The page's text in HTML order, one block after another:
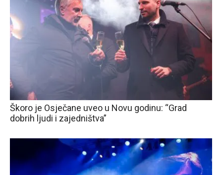
Škoro je Osječane uveo u Novu godinu: “Grad
dobrih ljudi i zajedništva”